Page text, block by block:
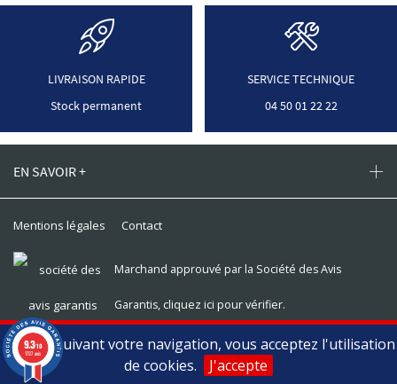
En poursuivant votre navigation, vous acceptez l'utilisation
de cookies.
J'accepte
LIVRAISON RAPIDE
Stock permanent
SERVICE TECHNIQUE
04 50 01 22 22
EN SAVOIR +
Mentions légales Contact
Marchand approuvé par la Société des Avis
Garantis, cliquez ici pour vérifier.
Toomat © 2026, tous droits réservés
9.3/10
1737 avis